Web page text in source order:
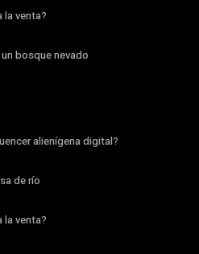
la venta?
bosque nevado
alienígena digital?
de río
la venta?